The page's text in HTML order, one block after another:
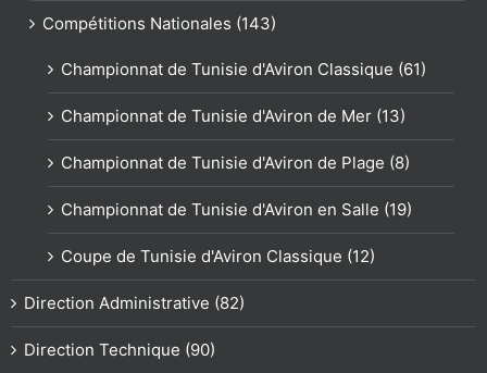
Compétitions Nationales (143)
Championnat de Tunisie d'Aviron Classique (61)
Championnat de Tunisie d'Aviron de Mer (13)
Championnat de Tunisie d'Aviron de Plage (8)
Championnat de Tunisie d'Aviron en Salle (19)
Coupe de Tunisie d'Aviron Classique (12)
Direction Administrative (82)
Direction Technique (90)